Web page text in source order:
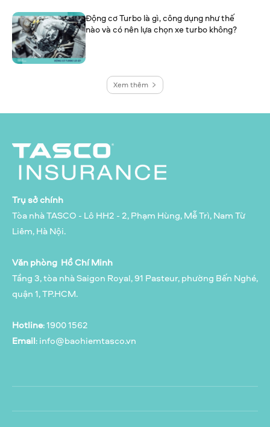
Động cơ Turbo là gì, công dụng như thế
nào và có nên lựa chọn xe turbo không?
Xem thêm
Trụ sở chính
Tòa nhà TASCO - Lô HH2 - 2, Phạm Hùng, Mễ Trì, Nam Từ
Liêm, Hà Nội.
Văn phòng Hồ Chí Minh
Tầng 3, tòa nhà Saigon Royal, 91 Pasteur, phường Bến Nghé,
quận 1, TP.HCM.
Hotline: 1900 1562
Email:info@baohiemtasco.vn